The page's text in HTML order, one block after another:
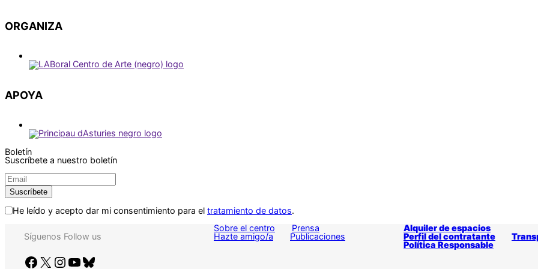
ORGANIZA
APOYA
Boletín
Suscríbete a nuestro boletín
He leído y acepto dar mi consentimiento para el tratamiento de datos.
Síguenos Follow us
Facebook X Instagram YouTube Bluesky
Sobre el centro
Prensa
Hazte amigo/a
Publicaciones
Alquiler de espacios
Perfil del contratante
Política Responsable